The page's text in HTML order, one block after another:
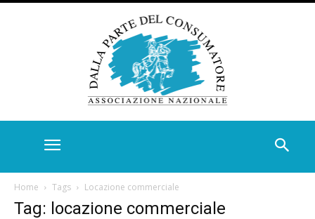
Home Tags Locazione commerciale
Tag: locazione commerciale